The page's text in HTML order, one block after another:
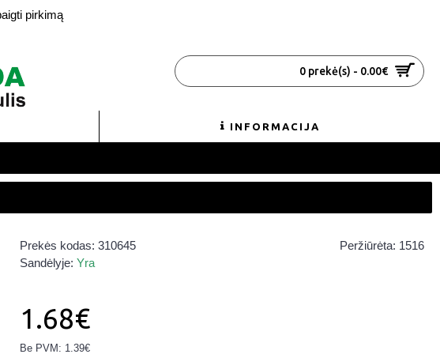
pirkimą
0 prekė(s) - 0.00€
INFORMACIJA
Peržiūrėta: 1516
Prekės kodas: 310645
Sandėlyje: Yra
1.68€
Be PVM: 1.39€